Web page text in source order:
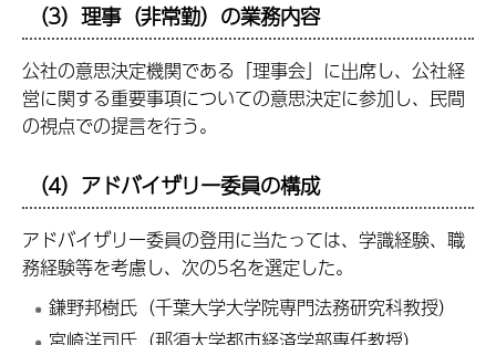
（3）理事（非常勤）の業務内容
公社の意思決定機関である「理事会」に出席し、公社経
営に関する重要事項についての意思決定に参加し、民間
の視点での提言を行う。
（4）アドバイザリー委員の構成
アドバイザリー委員の登用に当たっては、学識経験、職
務経験等を考慮し、次の5名を選定した。
鎌野邦樹氏（千葉大学大学院専門法務研究科教授）